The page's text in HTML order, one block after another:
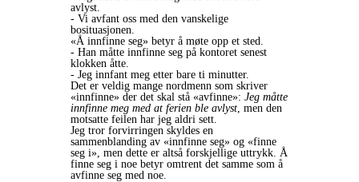
avlyst.
- Vi avfant oss med den vanskelige
bosituasjonen.
«Å innfinne seg» betyr å møte opp et sted.
- Han måtte innfinne seg på kontoret senest
klokken åtte.
- Jeg innfant meg etter bare ti minutter.
Det er veldig mange nordmenn som skriver
«innfinne» der det skal stå «avfinne»: Jeg måtte
innfinne meg med at ferien ble avlyst, men den
motsatte feilen har jeg aldri sett.
Jeg tror forvirringen skyldes en
sammenblanding av «innfinne seg» og «finne
seg i», men dette er altså forskjellige uttrykk. Å
finne seg i noe betyr omtrent det samme som å
avfinne seg med noe.